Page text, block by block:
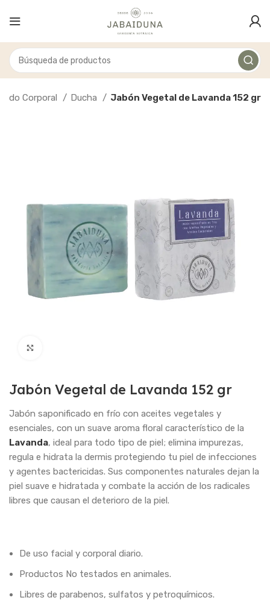
Corporal Ducha Jabón Vegetal de Lavanda 152 gr
Jabón Vegetal de Lavanda 152 gr
Jabón saponificado en frío con aceites vegetales y
esenciales, con un suave aroma floral característico de la
Lavanda, ideal para todo tipo de piel; elimina impurezas,
regula e hidrata la dermis protegiendo tu piel de infecciones
y agentes bactericidas. Sus componentes naturales dejan la
piel suave e hidratada y combate la acción de los radicales
libres que causan el deterioro de la piel.
De uso facial y corporal diario.
Productos No testados en animales.
Libres de parabenos, sulfatos y petroquímicos.